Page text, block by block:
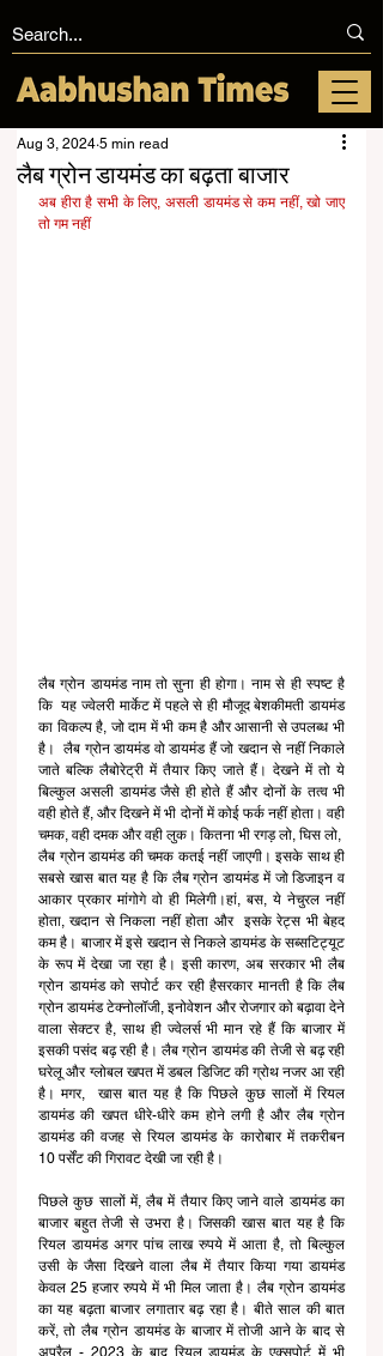
लैब ग्रोन डायमंड का बढ़ता बाजार
Aug 3, 2024 5 min read
अब हीरा है सभी के लिए, असली डायमंड से कम नहीं, खो जाए
तो गम नहीं
लैब ग्रोन डायमंड नाम तो सुना ही होगा। नाम से ही स्पष्ट है
कि  यह ज्वेलरी मार्केट में पहले से ही मौजूद बेशकीमती डायमंड
का विकल्प है, जो दाम में भी कम है और आसानी से उपलब्ध भी
है।  लैब ग्रोन डायमंड वो डायमंड हैं जो खदान से नहीं निकाले
जाते बल्कि लैबोरेट्री में तैयार किए जाते हैं। देखने में तो ये
बिल्कुल असली डायमंड जैसे ही होते हैं और दोनों के तत्व भी
वही होते हैं, और दिखने में भी दोनों में कोई फर्क नहीं होता। वही
चमक, वही दमक और वही लुक। कितना भी रगड़ लो, घिस लो,
लैब ग्रोन डायमंड की चमक कतई नहीं जाएगी। इसके साथ ही
सबसे खास बात यह है कि लैब ग्रोन डायमंड में जो डिजाइन व
आकार प्रकार मांगोगे वो ही मिलेगी।हां, बस, ये नेचुरल नहीं
होता, खदान से निकला नहीं होता और  इसके रेट्स भी बेहद
कम है। बाजार में इसे खदान से निकले डायमंड के सब्सटिट्यूट
के रूप में देखा जा रहा है। इसी कारण, अब सरकार भी लैब
ग्रोन डायमंड को सपोर्ट कर रही हैसरकार मानती है कि लैब
ग्रोन डायमंड टेक्नोलॉजी, इनोवेशन और रोजगार को बढ़ावा देने
वाला सेक्टर है, साथ ही ज्वेलर्स भी मान रहे हैं कि बाजार में
इसकी पसंद बढ़ रही है। लैब ग्रोन डायमंड की तेजी से बढ़ रही
घरेलू और ग्लोबल खपत में डबल डिजिट की ग्रोथ नजर आ रही
है। मगर,  खास बात यह है कि पिछले कुछ सालों में रियल
डायमंड की खपत धीरे-धीरे कम होने लगी है और लैब ग्रोन
डायमंड की वजह से रियल डायमंड के कारोबार में तकरीबन
10 पर्सेंट की गिरावट देखी जा रही है।
पिछले कुछ सालों में, लैब में तैयार किए जाने वाले डायमंड का
बाजार बहुत तेजी से उभरा है। जिसकी खास बात यह है कि
रियल डायमंड अगर पांच लाख रुपये में आता है, तो बिल्कुल
उसी के जैसा दिखने वाला लैब में तैयार किया गया डायमंड
केवल 25 हजार रुपये में भी मिल जाता है। लैब ग्रोन डायमंड
का यह बढ़ता बाजार लगातार बढ़ रहा है। बीते साल की बात
करें, तो लैब ग्रोन डायमंड के बाजार में तोजी आने के बाद से
अप्रैल - 2023 के बाद रियल डायमंड के एक्सपोर्ट में भी